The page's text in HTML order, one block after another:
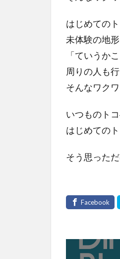
はじめての
未体験の地
「ていうか
周りの人も
そんなワクワ
いつものト
はじめての
そう思っただ